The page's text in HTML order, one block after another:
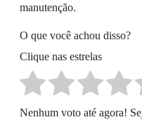
manutenção.
O que você achou disso?
Clique nas estrelas
Nenhum voto até agora!